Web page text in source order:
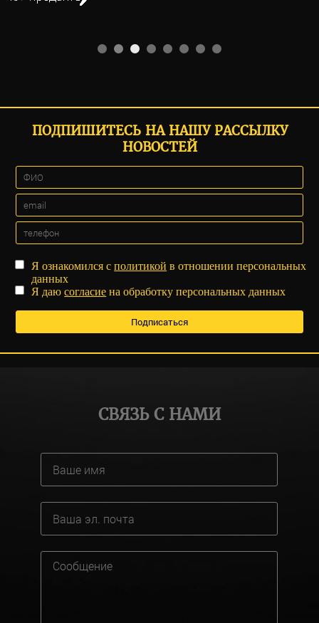
ПОДПИШИТЕСЬ НА НАШУ РАССЫЛКУ
НОВОСТЕЙ
Я ознакомился сполитикой в отношении персональных
данных
Я даюсогласие на обработку персональных данных
СВЯЗЬ С НАМИ